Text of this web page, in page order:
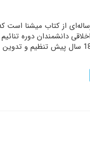
از کتاب میشنا است
دانشمندان دوره تنائیم
بوده و حدود 1800 سال پیش تنظیم و تدوین